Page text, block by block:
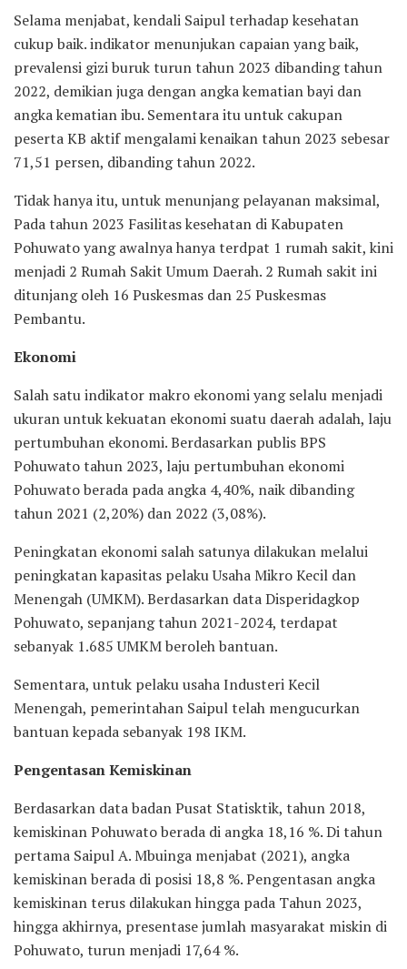
Selama menjabat, kendali Saipul terhadap kesehatan
cukup baik. indikator menunjukan capaian yang baik,
prevalensi gizi buruk turun tahun 2023 dibanding tahun
2022, demikian juga dengan angka kematian bayi dan
angka kematian ibu. Sementara itu untuk cakupan
peserta KB aktif mengalami kenaikan tahun 2023 sebesar
71,51 persen, dibanding tahun 2022.
Tidak hanya itu, untuk menunjang pelayanan maksimal,
Pada tahun 2023 Fasilitas kesehatan di Kabupaten
Pohuwato yang awalnya hanya terdpat 1 rumah sakit, kini
menjadi 2 Rumah Sakit Umum Daerah. 2 Rumah sakit ini
ditunjang oleh 16 Puskesmas dan 25 Puskesmas
Pembantu.
Ekonomi
Salah satu indikator makro ekonomi yang selalu menjadi
ukuran untuk kekuatan ekonomi suatu daerah adalah, laju
pertumbuhan ekonomi. Berdasarkan publis BPS
Pohuwato tahun 2023, laju pertumbuhan ekonomi
Pohuwato berada pada angka 4,40%, naik dibanding
tahun 2021 (2,20%) dan 2022 (3,08%).
Peningkatan ekonomi salah satunya dilakukan melalui
peningkatan kapasitas pelaku Usaha Mikro Kecil dan
Menengah (UMKM). Berdasarkan data Disperidagkop
Pohuwato, sepanjang tahun 2021-2024, terdapat
sebanyak 1.685 UMKM beroleh bantuan.
Sementara, untuk pelaku usaha Industeri Kecil
Menengah, pemerintahan Saipul telah mengucurkan
bantuan kepada sebanyak 198 IKM.
Pengentasan Kemiskinan
Berdasarkan data badan Pusat Statisktik, tahun 2018,
kemiskinan Pohuwato berada di angka 18,16 %. Di tahun
pertama Saipul A. Mbuinga menjabat (2021), angka
kemiskinan berada di posisi 18,8 %. Pengentasan angka
kemiskinan terus dilakukan hingga pada Tahun 2023,
hingga akhirnya, presentase jumlah masyarakat miskin di
Pohuwato, turun menjadi 17,64 %.